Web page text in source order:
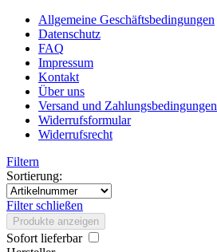
Allgemeine Geschäftsbedingungen
Datenschutz
FAQ
Impressum
Kontakt
Über uns
Versand und Zahlungsbedingungen
Widerrufsformular
Widerrufsrecht
Filtern
Sortierung:
Filter schließen
Produkte anzeigen
Sofort lieferbar